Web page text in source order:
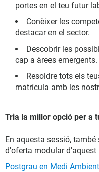
portes en el teu futur
Conèixer les
destacar en el sector.
Descobrir les
cap a àrees emergents.
Resoldre tots els
matrícula amb les
Tria la millor opció per a
En aquesta sessió,
d'oferta modular d'aquest
Postgrau en Medi